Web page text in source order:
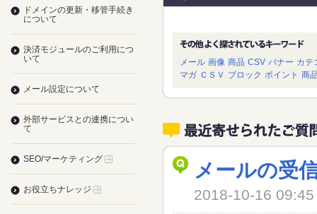
メール 画像 商品 CSV バナー カテ
マガ ＣＳＶ ブロック ポイント 商
メールの受
2018-10-16
ドメインの更新・移管手続き
について
決済モジュールのご利用につ
いて
メール設定について
外部サービスとの連携につい
て
SEO/マーケティング
お役立ちナレッジ